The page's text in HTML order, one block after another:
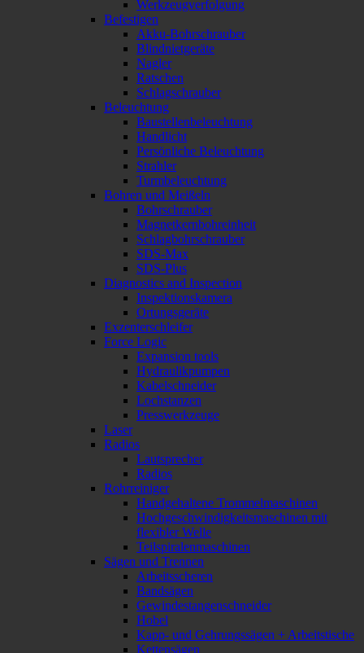
Werkzeugverfolgung
Befestigen
Akku-Bohrschrauber
Blindnietgeräte
Nagler
Ratschen
Schlagschrauber
Beleuchtung
Baustellenbeleuchtung
Handlicht
Persönliche Beleuchtung
Strahler
Turmbeleuchtung
Bohren und Meißeln
Bohrschrauber
Magnetkernbohreinheit
Schlagbohrschrauber
SDS-Max
SDS-Plus
Diagnostics and Inspection
Inspektionskamera
Ortungsgeräte
Exzenterschleifer
Force Logic
Expansion tools
Hydraulikpumpen
Kabelschneider
Lochstanzen
Presswerkzeuge
Laser
Radios
Lautsprecher
Radios
Rohrreiniger
Handgehaltene Trommelmaschinen
Hochgeschwindigkeitsmaschinen mit
flexibler Welle
Teilspiralenmaschinen
Sägen und Trennen
Arbeitsscheren
Bandsägen
Gewindestangenschneider
Hobel
Kapp- und Gehrungssägen + Arbeitstische
Kettensägen